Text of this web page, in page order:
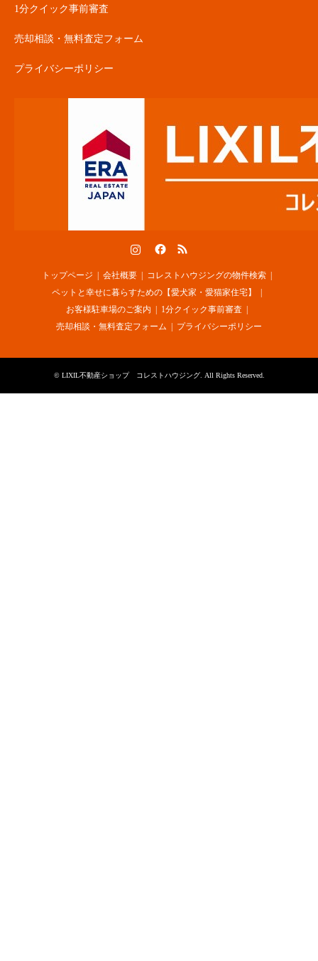
1分クイック事前審査
売却相談・無料査定フォーム
プライバシーポリシー
トップページ 会社概要
コレストハウジングの物件検索
ペットと幸せに暮らすための【愛犬家・愛猫家住宅】
お客様駐車場のご案内
1分クイック事前審査
売却相談・無料査定フォーム
プライバシーポリシー
© LIXIL不動産ショップ コレストハウジング. All Rights Reserved.